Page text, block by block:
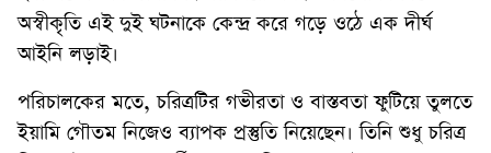
অস্বীকৃতি এই দুই ঘটনাকে কেন্দ্র করে গড়ে ওঠে এক দীর্ঘ
আইনি লড়াই।
পরিচালকের মতে, চরিত্রটির গভীরতা ও বাস্তবতা ফুটিয়ে তুলতে
ইয়ামি গৌতম নিজেও ব্যাপক প্রস্তুতি নিয়েছেন। তিনি শুধু চরিত্র